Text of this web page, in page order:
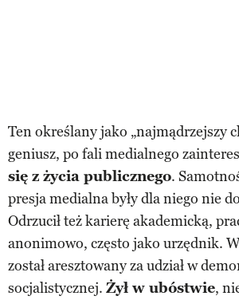
Ten określany jako „najmądrzejszy
geniusz, po fali medialnego
się z życia publicznego.
presja medialna były dla niego nie
Odrzucił też karierę akademicką,
anonimowo, często jako urzędnik.
został aresztowany za udział w
socjalistycznej. Żył w ubóstwie,